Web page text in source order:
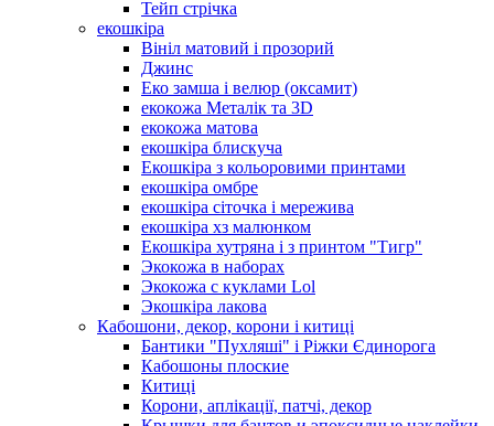
Тейп стрічка
екошкіра
Вініл матовий і прозорий
Джинс
Еко замша і велюр (оксамит)
екокожа Металік та 3D
екокожа матова
екошкіра блискуча
Екошкіра з кольоровими принтами
екошкіра омбре
екошкіра сіточка і мережива
екошкіра хз малюнком
Екошкіра хутряна і з принтом "Тигр"
Экокожа в наборах
Экокожа с куклами Lol
Экошкiра лакова
Кабошони, декор, корони і китиці
Бантики "Пухляші" і Ріжки Єдинорога
Кабошоны плоские
Китиці
Корони, аплікації, патчі, декор